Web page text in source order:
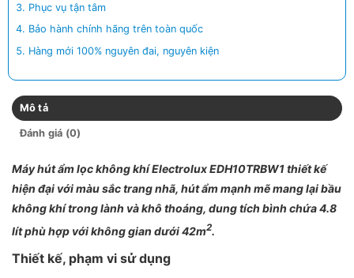
Phục vụ tận tâm
Bảo hành chính hãng trên toàn quốc
Hàng mới 100% nguyên đai, nguyên kiện
Mô tả
Đánh giá (0)
Máy hút ẩm lọc không khí Electrolux EDH10TRBW1 thiết kế
hiện đại với màu sắc trang nhã, hút ẩm mạnh mẽ mang lại bầu
không khí trong lành và khô thoáng, dung tích bình chứa 4.8
lít phù hợp với không gian dưới 42m2.
Thiết kế, phạm vi sử dụng